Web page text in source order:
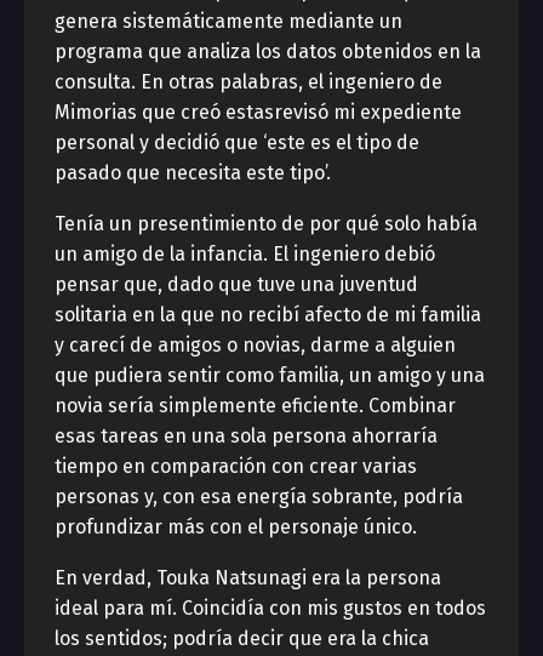
genera sistemáticamente mediante un
programa que analiza los datos obtenidos en la
consulta. En otras palabras, el ingeniero de
Mimorias que creó estasrevisó mi expediente
personal y decidió que ‘este es el tipo de
pasado que necesita este tipo’.
Tenía un presentimiento de por qué solo había
un amigo de la infancia. El ingeniero debió
pensar que, dado que tuve una juventud
solitaria en la que no recibí afecto de mi familia
y carecí de amigos o novias, darme a alguien
que pudiera sentir como familia, un amigo y una
novia sería simplemente eficiente. Combinar
esas tareas en una sola persona ahorraría
tiempo en comparación con crear varias
personas y, con esa energía sobrante, podría
profundizar más con el personaje único.
En verdad, Touka Natsunagi era la persona
ideal para mí. Coincidía con mis gustos en todos
los sentidos; podría decir que era la chica